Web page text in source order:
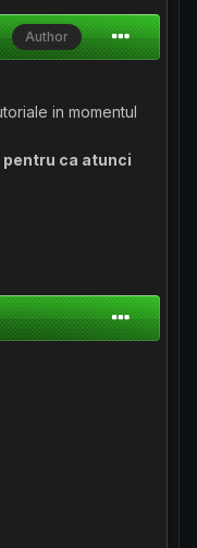
Author
in momentul
ca atunci